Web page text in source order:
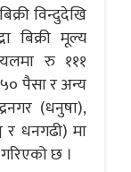
विन्दुदेखि
बिक्री मूल्य
रु १११
पैसा र अन्य
(धनुषा),
र धनगढी) मा
छ ।